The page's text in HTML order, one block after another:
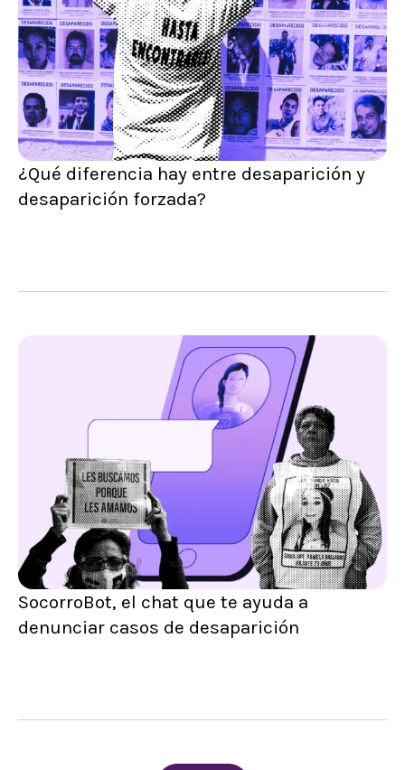
¿Qué diferencia hay entre desaparición y
desaparición forzada?
SocorroBot, el chat que te ayuda a
denunciar casos de desaparición